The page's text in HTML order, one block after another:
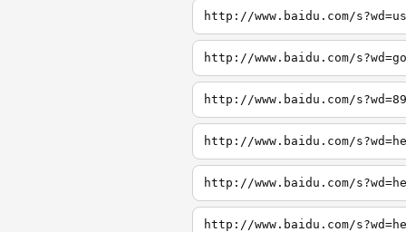
http://www.baidu.com/
http://www.baidu.com/
http://www.baidu.com/
http://www.baidu.com/
http://www.baidu.com/
http://www.baidu.com/